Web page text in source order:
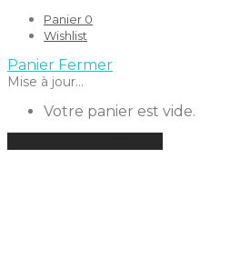
Panier 0
Wishlist
Panier Fermer
Mise à jour…
Votre panier est vide.